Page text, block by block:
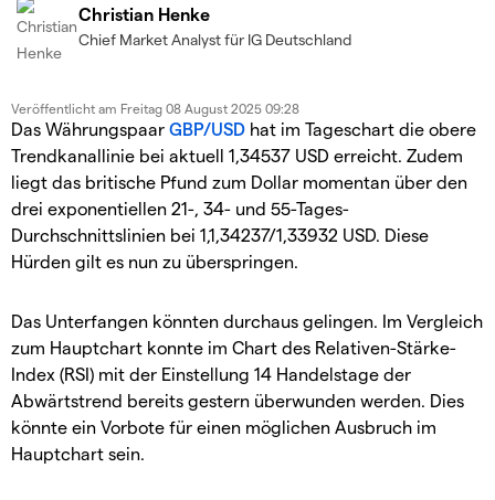
Christian Henke
Chief Market Analyst für IG Deutschland
Veröffentlicht am Freitag 08 August 2025 09:28
Das Währungspaar GBP/USD hat im Tageschart die obere
Trendkanallinie bei aktuell 1,34537 USD erreicht. Zudem
liegt das britische Pfund zum Dollar momentan über den
drei exponentiellen 21-, 34- und 55-Tages-
Durchschnittslinien bei 1,1,34237/1,33932 USD. Diese
Hürden gilt es nun zu überspringen.
Das Unterfangen könnten durchaus gelingen. Im Vergleich
zum Hauptchart konnte im Chart des Relativen-Stärke-
Index (RSI) mit der Einstellung 14 Handelstage der
Abwärtstrend bereits gestern überwunden werden. Dies
könnte ein Vorbote für einen möglichen Ausbruch im
Hauptchart sein.